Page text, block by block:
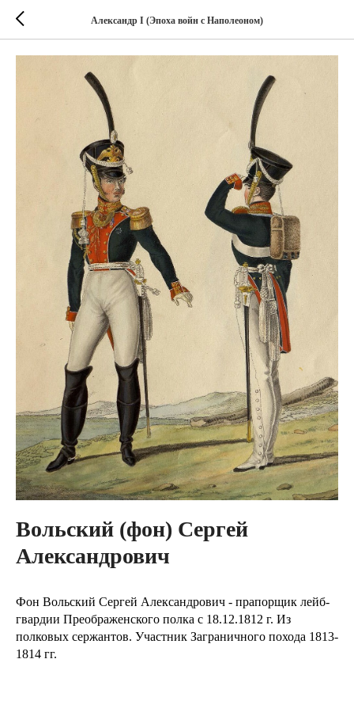
Александр I (Эпоха войн с Наполеоном)
Вольский (фон) Сергей
Александрович
Фон Вольский Сергей Александрович - прапорщик лейб-
гвардии Преображенского полка с 18.12.1812 г. Из
полковых сержантов. Участник Заграничного похода 1813-
1814 гг.